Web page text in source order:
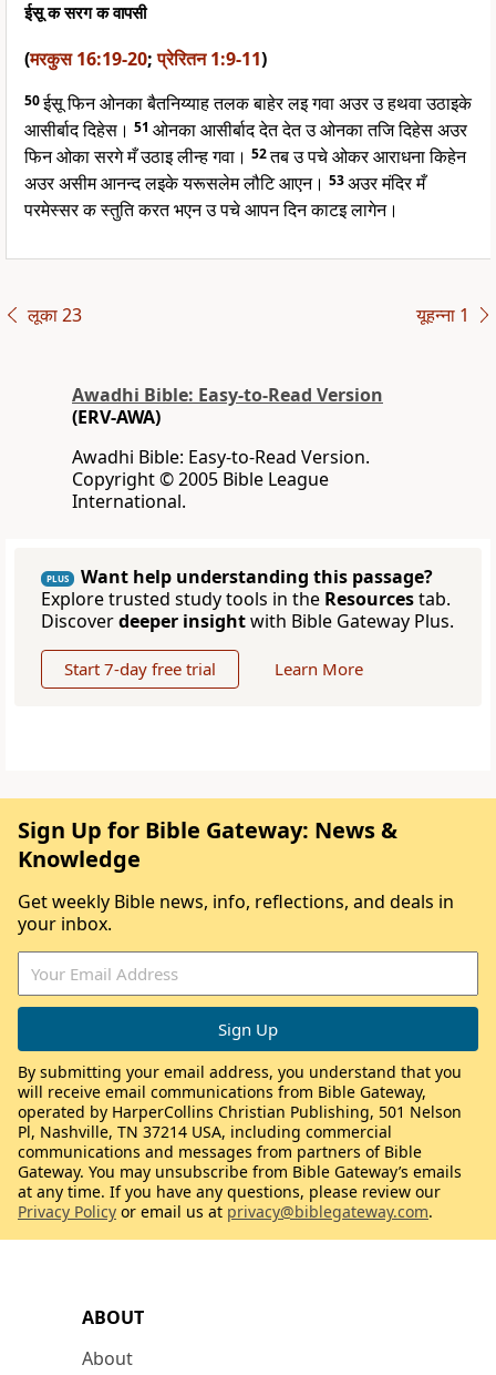
ईसू क सरग क वापसी
(मरकुस 16:19-20;प्रेरितन 1:9-11)
50ईसू फिन ओनका बैतनिय्याह तलक बाहेर लइ गवा अउर उ हथवा उठाइके
आसीर्बाद दिहेस। 51 ओनका आसीर्बाद देत देत उ ओनका तजि दिहेस अउर
फिन ओका सरगे मँ उठाइ लीन्ह गवा। 52तब उ पचे ओकर आराधना किहेन
अउर असीम आनन्द लइके यरूसलेम लौटि आएन। 53अउर मंदिर मँ
परमेस्सर क स्तुति करत भएन उ पचे आपन दिन काटइ लागेन।
लूका 23 यूहन्ना 1
Awadhi Bible: Easy-to-Read Version
(ERV-AWA)
Awadhi Bible: Easy-to-Read Version.
Copyright © 2005 Bible League
International.
PLUS
Want help understanding this passage?
Explore trusted study tools in the Resourcestab.
Discoverdeeper insightwith Bible Gateway Plus.
Start 7-day free trial Learn More
ABOUT
About
Sign Up for Bible Gateway: News &
Knowledge
Get weekly Bible news, info, reflections, and deals in
your inbox.
By submitting your email address, you understand that you
will receive email communications from Bible Gateway,
operated by HarperCollins Christian Publishing, 501 Nelson
Pl, Nashville, TN 37214 USA, including commercial
communications and messages from partners of Bible
Gateway. You may unsubscribe from Bible Gateway’s emails
at any time. If you have any questions, please review our
Privacy Policy or email us at privacy@biblegateway.com.